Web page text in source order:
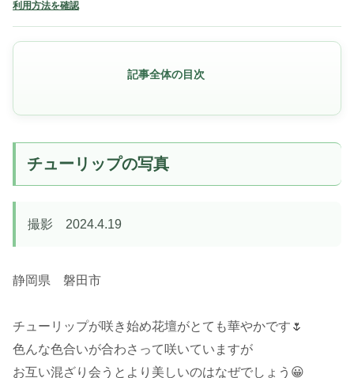
利用方法を確認
記事全体の目次
チューリップの写真
撮影 2024.4.19
静岡県 磐田市
チューリップが咲き始め花壇がとても華やかです🌷
色んな色合いが合わさって咲いていますが
お互い混ざり会うとより美しいのはなぜでしょう😀